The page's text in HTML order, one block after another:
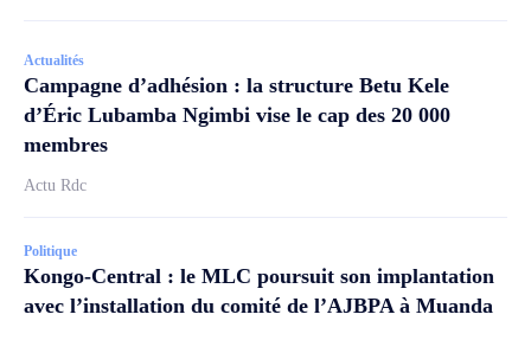
Actualités
Campagne d’adhésion : la structure Betu Kele
d’Éric Lubamba Ngimbi vise le cap des 20 000
membres
Actu Rdc
Politique
Kongo-Central : le MLC poursuit son implantation
avec l’installation du comité de l’AJBPA à Muanda